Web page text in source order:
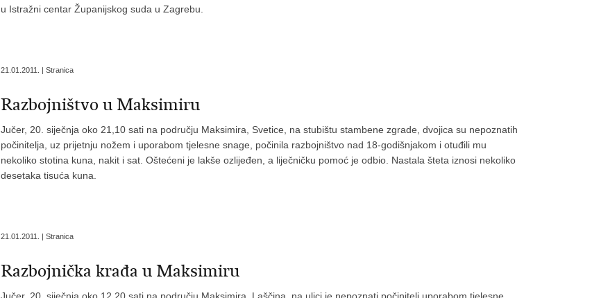
u Istražni centar Županijskog suda u Zagrebu.
21.01.2011. | Stranica
Razbojništvo u Maksimiru
Jučer, 20. siječnja oko 21,10 sati na području Maksimira, Svetice, na stubištu stambene zgrade, dvojica su nepoznatih
počinitelja, uz prijetnju nožem i uporabom tjelesne snage, počinila razbojništvo nad 18-godišnjakom i otuđili mu
nekoliko stotina kuna, nakit i sat. Oštećeni je lakše ozlijeđen, a liječničku pomoć je odbio. Nastala šteta iznosi nekoliko
desetaka tisuća kuna.
21.01.2011. | Stranica
Razbojnička krađa u Maksimiru